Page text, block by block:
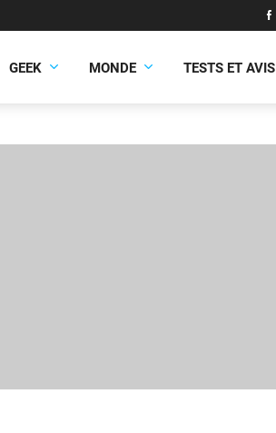
GEEK MONDE TESTS ET AVIS